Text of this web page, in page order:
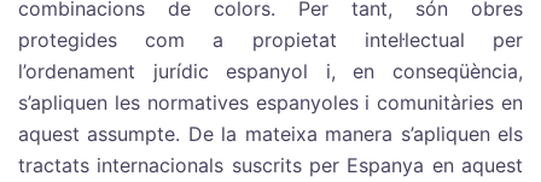
combinacions de colors. Per tant, són obres
protegides com a propietat intel·lectual per
l’ordenament jurídic espanyol i, en conseqüència,
s’apliquen les normatives espanyoles i comunitàries en
aquest assumpte. De la mateixa manera s’apliquen els
tractats internacionals suscrits per Espanya en aquest